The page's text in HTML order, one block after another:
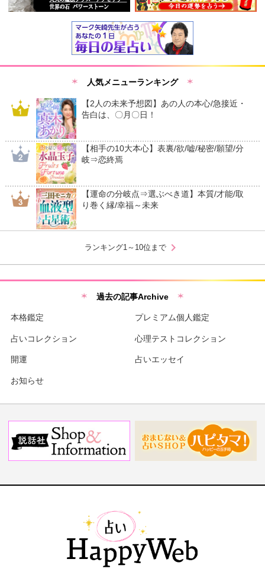
人気メニューランキング
【2人の未来予想図】あの人の本心/急接近・
告白は、〇月〇日！
【相手の10大本心】表裏/欲/嘘/秘密/願望/分
岐⇒恋終焉
【運命の分岐点⇒選ぶべき道】本質/才能/取
り巻く縁/幸福～未来
ランキング1～10位まで chevron_right
過去の記事Archive
本格鑑定 プレミアム個人鑑定
占いコレクション 心理テストコレクション
開運 占いエッセイ
お知らせ